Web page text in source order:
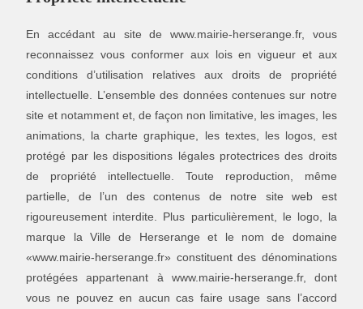
En accédant au site de www.mairie-herserange.fr, vous
reconnaissez vous conformer aux lois en vigueur et aux
conditions d’utilisation relatives aux droits de propriété
intellectuelle. L’ensemble des données contenues sur notre
site et notamment et, de façon non limitative, les images, les
animations, la charte graphique, les textes, les logos, est
protégé par les dispositions légales protectrices des droits
de propriété intellectuelle. Toute reproduction, même
partielle, de l’un des contenus de notre site web est
rigoureusement interdite. Plus particulièrement, le logo, la
marque la Ville de Herserange et le nom de domaine
«www.mairie-herserange.fr» constituent des dénominations
protégées appartenant à www.mairie-herserange.fr, dont
vous ne pouvez en aucun cas faire usage sans l’accord